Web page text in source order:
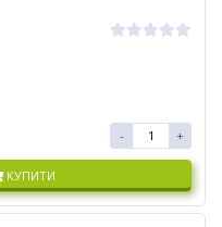
- +
КУПИТИ